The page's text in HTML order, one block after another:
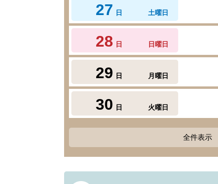
27 日 土曜日
28 日 日曜日
29 日 月曜日
30 日 火曜日
全件表示